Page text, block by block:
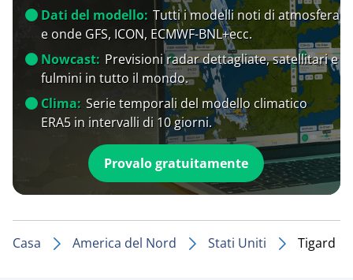
Dati del modello: Tutti i modelli noti di atmosfera
e onde GFS, ICON, ECMWF-BNL+ecc.
Nowcast: Previsioni radar dettagliate, satellitari e
fulmini in tutto il mondo.
Clima: Serie temporali del modello climatico
ERA5 in intervalli di 10 giorni.
Provalo gratuitamente
Casa America del Nord Stati Uniti Tigard